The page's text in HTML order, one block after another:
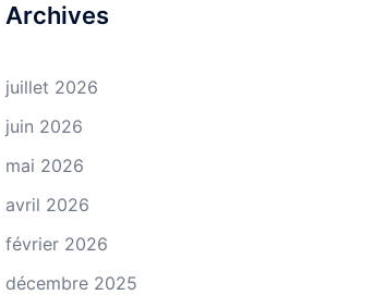
Archives
juillet 2026
juin 2026
mai 2026
avril 2026
février 2026
décembre 2025